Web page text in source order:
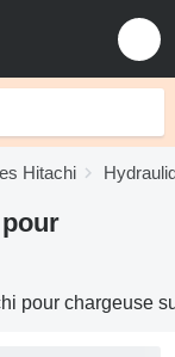
Hitachi
pour chargeuse